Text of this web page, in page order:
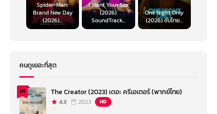
Spider-Man:
Brand New Day
(2026)...
I Want Your Sex
(2026)
SoundTrack...
One Night Only
(2026) ซับไทย...
คนดูเยอะที่สุด
#1 The Creator (2023) เดอะ ครีเอเตอร์ (พากย์ไทย)
4.3 2023 HD